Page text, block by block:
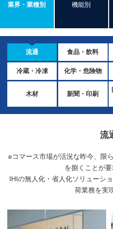
業界・業種別 機能別
流通 食品・飲料
冷蔵・冷凍 化学・危険物
木材 新聞・印刷
流
eコマース市場が活況な昨今、限
を捌くことが要
IHIの無人化・省人化ソリューシ
荷業務を実